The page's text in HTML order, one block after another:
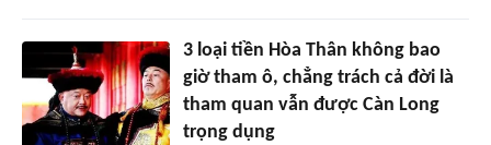
3 loại tiền Hòa Thân không bao
giờ tham ô, chẳng trách cả đời là
tham quan vẫn được Càn Long
trọng dụng